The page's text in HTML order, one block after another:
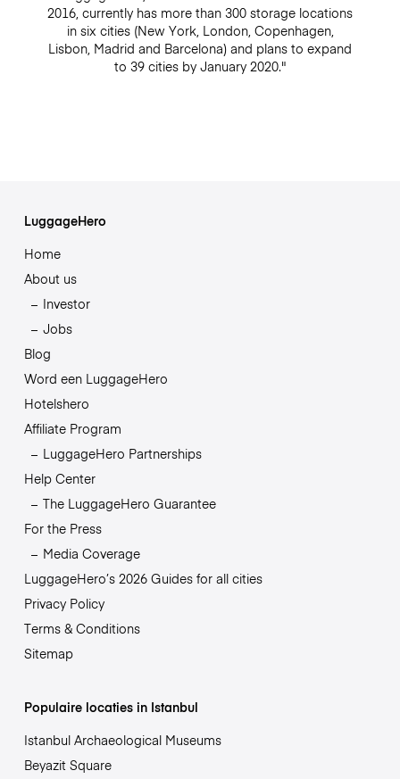
2016, currently has more than 300 storage locations
in six cities (New York, London, Copenhagen,
Lisbon, Madrid and Barcelona) and plans to expand
to 39 cities by January 2020."
LuggageHero
Home
About us
Investor
Jobs
Blog
Word een LuggageHero
Hotelshero
Affiliate Program
LuggageHero Partnerships
Help Center
The LuggageHero Guarantee
For the Press
Media Coverage
LuggageHero’s 2026 Guides for all cities
Privacy Policy
Terms & Conditions
Sitemap
Populaire locaties in Istanbul
Istanbul Archaeological Museums
Beyazit Square